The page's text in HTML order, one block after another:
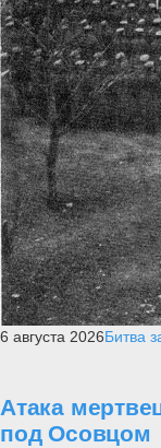
6 августа 2026Битва
Атака
под Осовцом